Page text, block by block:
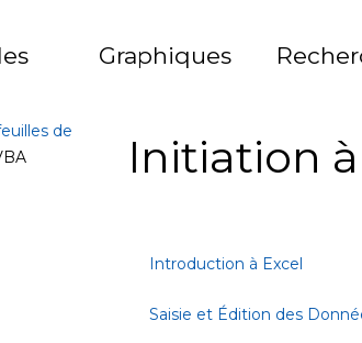
Graphiques
de
Initiation
Introduction à Excel
Saisie et Édition des